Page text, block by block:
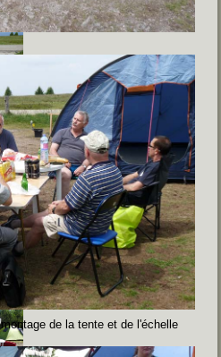
de la tente et de l'échelle